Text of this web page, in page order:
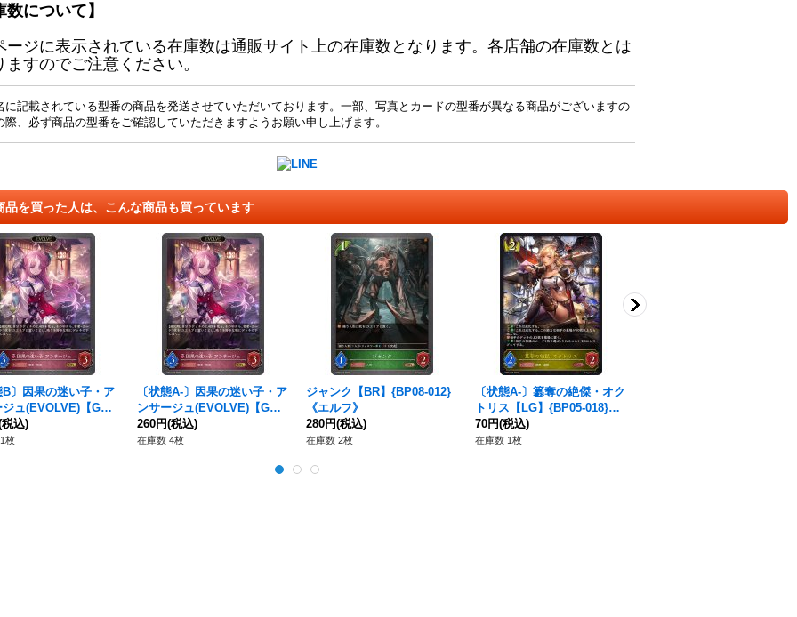
数について】
ージに表示されている在庫数は通販サイト上の在庫数となります。各店舗の在庫数とは
ますのでご注意ください。
記載されている型番の商品を発送させていただいております。一部、写真とカードの型番が異なる商品がございますの
際、必ず商品の型番をご確認していただきますようお願い申し上げます。
品を買った人は、こんな商品も買っています
B〕因果の迷い子・ア
ジュ(EVOLVE)【G
075}《ナイトメ
税込)
枚
〔状態A-〕因果の迷い子・ア
ンサージュ(EVOLVE)【G
R】{BP14-075}《ナイトメ
ア》
260円(税込)
在庫数 4枚
ジャンク【BR】{BP08-012}
《エルフ》
280円(税込)
在庫数 2枚
〔状態A-〕簒奪の絶傑・オク
トリス【LG】{BP05-018}
《ロイヤル》
70円(税込)
在庫数 1枚